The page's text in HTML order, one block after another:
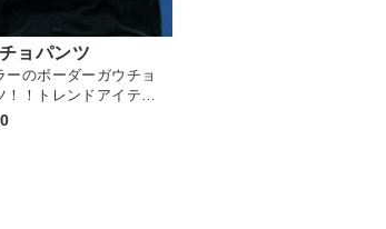
ョパンツ
ーのボーダーガウチョ
！！トレンドアイテム